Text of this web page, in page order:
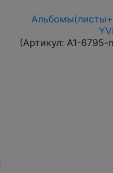
(Артикул: A1-6795-